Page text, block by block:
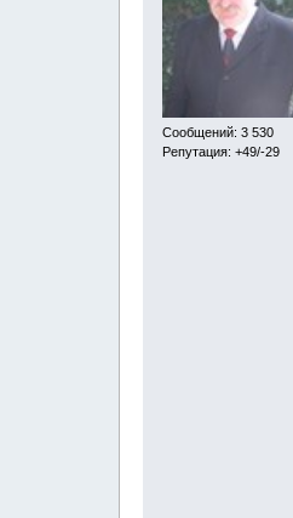
Сообщений: 3 530
Репутация: +49/-29